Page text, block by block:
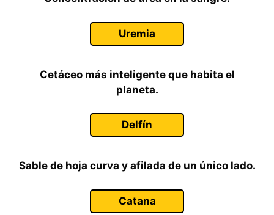
Uremia
Cetáceo más inteligente que habita el
planeta.
Delfín
Sable de hoja curva y afilada de un único lado.
Catana